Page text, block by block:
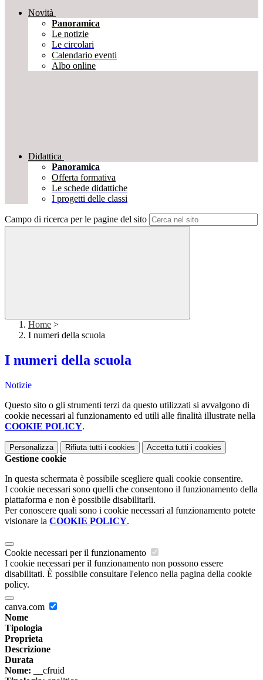
Novità
Panoramica
Le notizie
Le circolari
Calendario eventi
Albo online
Didattica
Panoramica
Offerta formativa
Le schede didattiche
I progetti delle classi
Campo di ricerca per le pagine del sito
Home >
I numeri della scuola
I numeri della scuola
Notizie
Questo sito o gli strumenti terzi da questo utilizzati si avvalgono di
cookie necessari al funzionamento ed utili alle finalità illustrate nella
COOKIE POLICY.
Personalizza Rifiuta tutti i cookies Accetta tutti i cookies
Gestione cookie
In questa schermata è possibile scegliere quali cookie consentire.
I cookie necessari sono quelli che consentono il funzionamento della
piattaforma e non è possibile disabilitarli.
Per conoscere quali sono i cookie necessari al funzionamento potete
visionare la COOKIE POLICY.
Cookie necessari per il funzionamento
I cookie necessari per il funzionamento non possono essere
disabilitati. È possibile consultare l'elenco nella pagina della cookie
policy.
canva.com
Nome
Tipologia
Proprieta
Descrizione
Durata
Nome: __cfruid